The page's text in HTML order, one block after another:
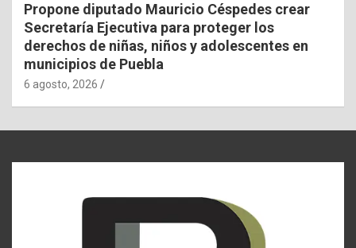
Propone diputado Mauricio Céspedes crear
Secretaría Ejecutiva para proteger los
derechos de niñas, niños y adolescentes en
municipios de Puebla
6 agosto, 2026